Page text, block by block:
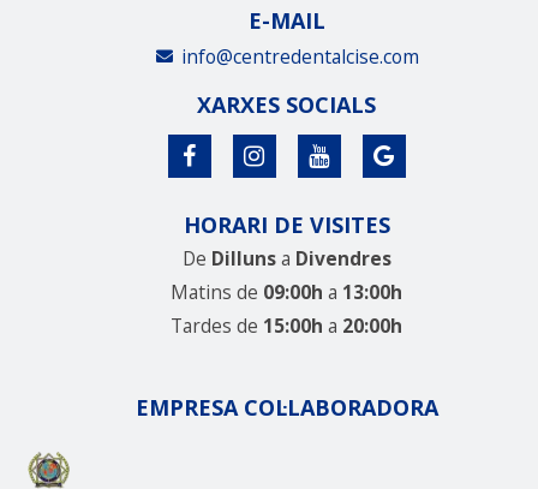
E-MAIL
info@centredentalcise.com
XARXES SOCIALS
HORARI DE VISITES
De Dillunsa Divendres
Matins de 09:00ha 13:00h
Tardes de 15:00h a 20:00h
EMPRESA COL·LABORADORA